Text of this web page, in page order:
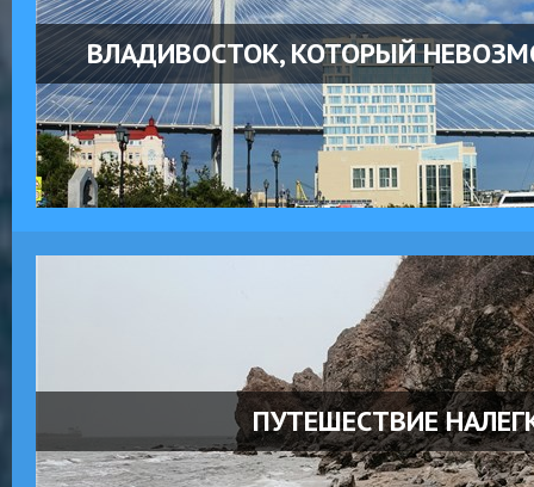
ВЛАДИВОСТОК, КОТОРЫЙ
ПУТЕШЕСТВИЕ